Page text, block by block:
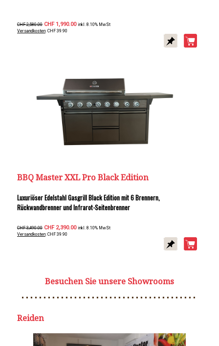
CHF 2,580.00 CHF 1,990.00 inkl. 8.10% MwSt
Versandkosten: CHF 39.90
BBQ Master XXL Pro Black Edition
Luxuriöser Edelstahl Gasgrill Black Edition mit 6 Brennern,
Rückwandbrenner und Infrarot-Seitenbrenner
CHF 3,490.00 CHF 2,390.00 inkl. 8.10% MwSt
Versandkosten: CHF 39.90
Besuchen Sie unsere Showrooms
Reiden